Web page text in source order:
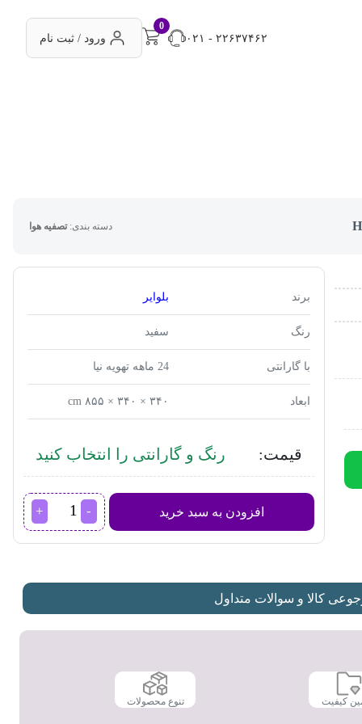
۰۲۱ - ۲۲۶۳۷۴۶۲
0
ورود / ثبت نام
دسته بندی:تصفیه هوا
برند بلوایر
رنگ سفید
با گارانتی 24 ماهه تهویه نیا
ابعاد ۳۴۰ × ۳۴۰ × ۸۵۵ cm
قیمت: رنگ و گارانتی را انتخاب کنید
افزودن به سبد خرید
دستگاه
تصفیه
Health
7740i
کالا و سوالات متداول
کیفیت تنوع محصولات